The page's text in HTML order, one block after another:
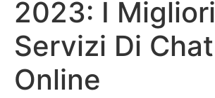
2023: I Migliori
Servizi Di Chat
Online